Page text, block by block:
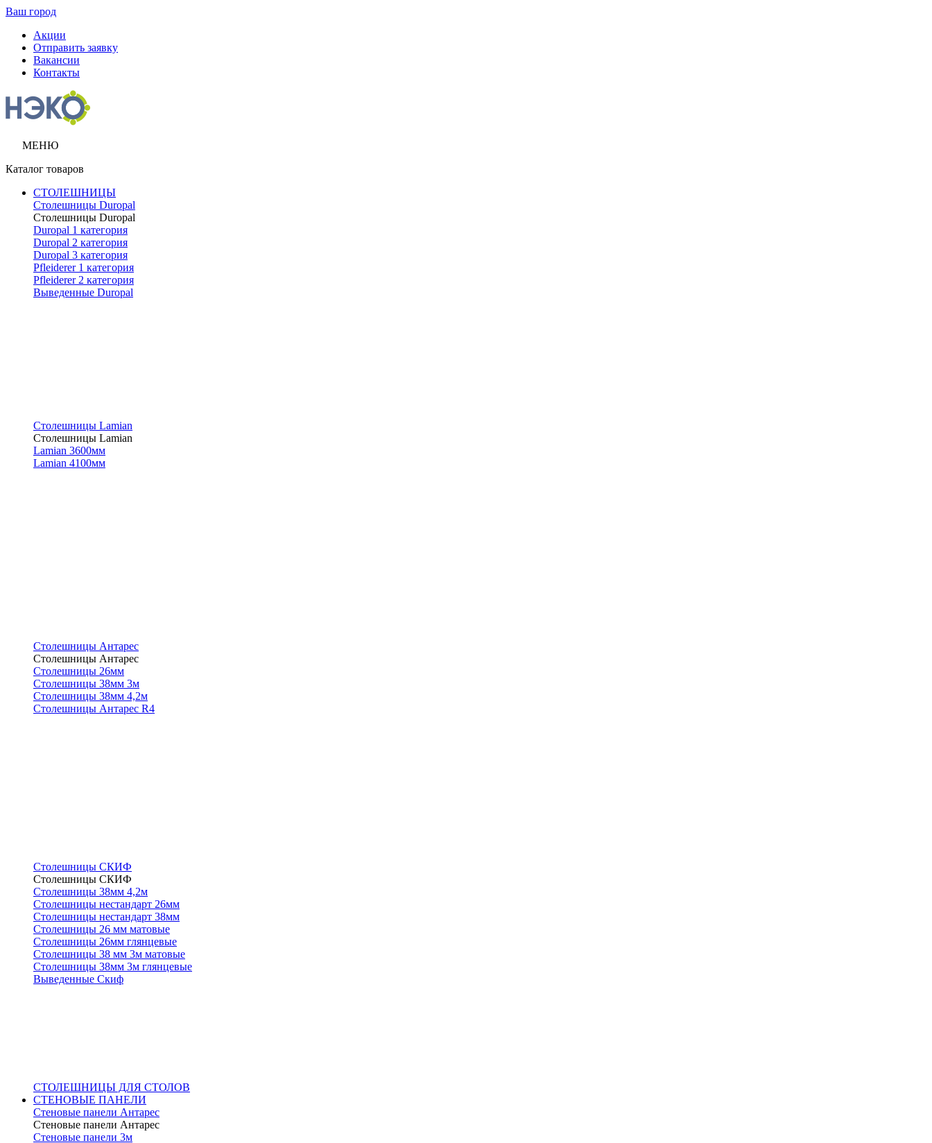
Ваш город
Акции
Отправить заявку
Вакансии
Контакты
МЕНЮ
Каталог товаров
СТОЛЕШНИЦЫ
Столешницы Duropal
Столешницы Duropal
Duropal 1 категория
Duropal 2 категория
Duropal 3 категория
Pfleiderer 1 категория
Pfleiderer 2 категория
Выведенные Duropal
Столешницы Lamian
Столешницы Lamian
Lamian 3600мм
Lamian 4100мм
Столешницы Антарес
Столешницы Антарес
Столешницы 26мм
Столешницы 38мм 3м
Столешницы 38мм 4,2м
Столешницы Антарес R4
Столешницы СКИФ
Столешницы СКИФ
Столешницы 38мм 4,2м
Столешницы нестандарт 26мм
Столешницы нестандарт 38мм
Столешницы 26 мм матовые
Столешницы 26мм глянцевые
Столешницы 38 мм 3м матовые
Столешницы 38мм 3м глянцевые
Выведенные Скиф
СТОЛЕШНИЦЫ ДЛЯ СТОЛОВ
СТЕНОВЫЕ ПАНЕЛИ
Стеновые панели Антарес
Стеновые панели Антарес
Стеновые панели 3м